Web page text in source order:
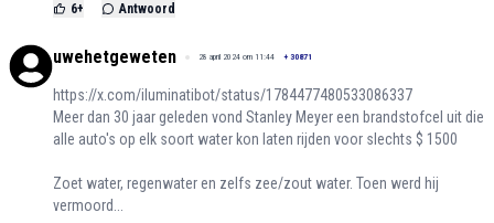
6+ Antwoord
uwehetgeweten 28 april 2024 om 11:44 + 30871
https://x.com/iluminatibot/status/1784477480533086337
Meer dan 30 jaar geleden vond Stanley Meyer een brandstofcel uit die
alle auto's op elk soort water kon laten rijden voor slechts $ 1500
Zoet water, regenwater en zelfs zee/zout water. Toen werd hij
vermoord...